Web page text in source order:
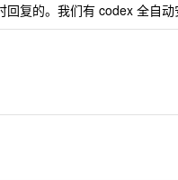
回复的。我们有 codex 全自